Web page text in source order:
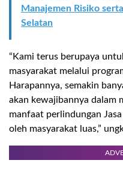
Manajemen Risiko
Selatan
“Kami terus berupaya
masyarakat melalui
Harapannya, semakin
akan kewajibannya dalam
manfaat perlindungan
oleh masyarakat luas,”